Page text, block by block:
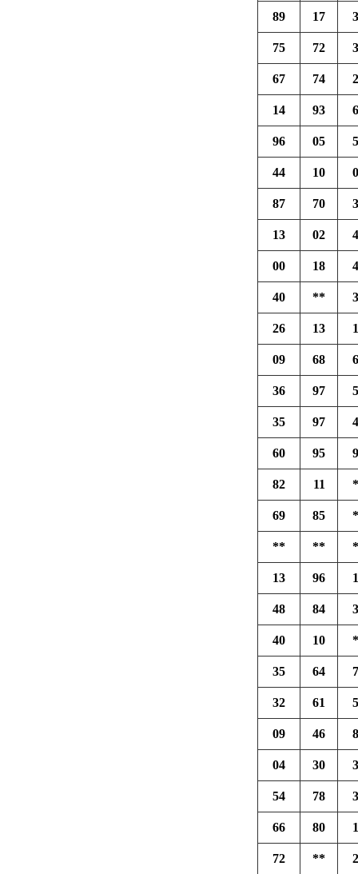
89 17
75 72
67 74
14 93
96 05
44 10
87 70
13 02
00 18
40 **
26 13
09 68
36 97
35 97
60 95
82 11
69 85
** **
13 96
48 84
40 10
35 64
32 61
09 46
04 30
54 78
66 80
72 **